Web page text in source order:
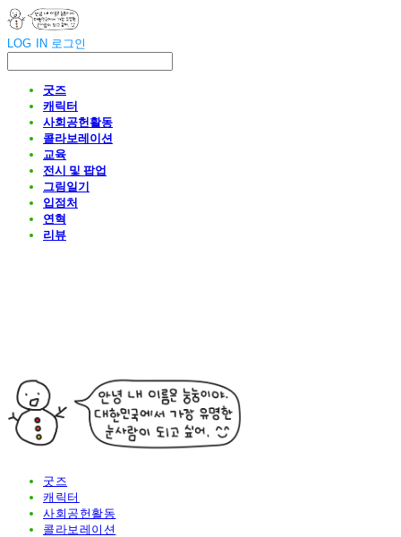
LOG IN 로그인
굿즈
캐릭터
사회공헌활동
콜라보레이션
교육
전시 및 팝업
그림일기
입점처
연혁
리뷰
굿즈
캐릭터
사회공헌활동
콜라보레이션